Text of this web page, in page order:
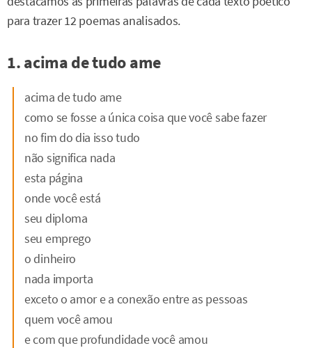
para trazer 12 poemas analisados.
1. acima de tudo ame
acima de tudo ame
como se fosse a única coisa que você sabe fazer
no fim do dia isso tudo
não significa nada
esta página
onde você está
seu diploma
seu emprego
o dinheiro
nada importa
exceto o amor e a conexão entre as pessoas
quem você amou
e com que profundidade você amou